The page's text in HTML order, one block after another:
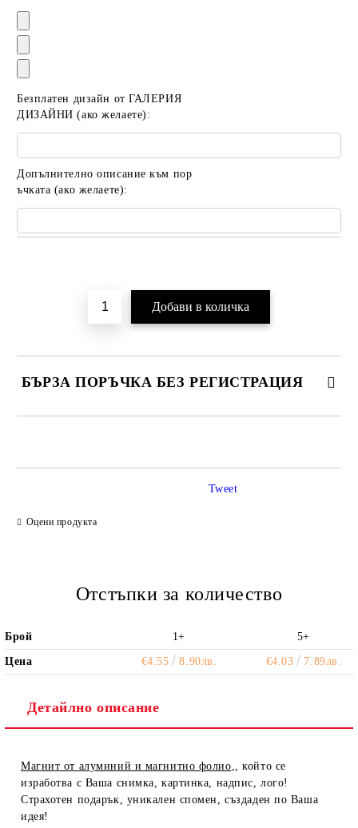
Безплатен дизайн от ГАЛЕРИЯ
ДИЗАЙНИ (ако желаете):
Допълнително описание към пор
ъчката (ако желаете):
БЪРЗА ПОРЪЧКА БЕЗ РЕГИСТРАЦИЯ
Оцени продукта
Tweet
Отстъпки за количество
Брой 1+ 5+
Цена €4.55 8.90лв. €4.03 7.89лв.
Детайлно описание
Mагнит от алуминий и магнитно фолио,, който се
изработва с Ваша снимка, картинка, надпис, лого!
Страхотен подарък, уникален спомен, създаден по Ваша
идея!